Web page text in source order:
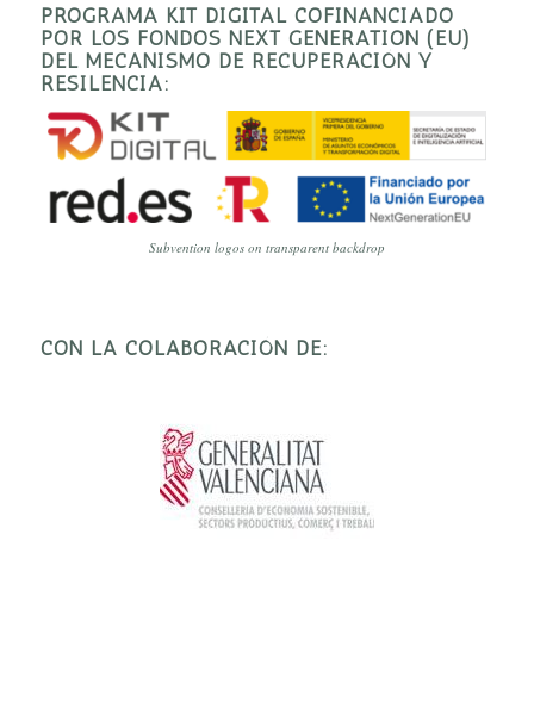
PROGRAMA KIT DIGITAL COFINANCIADO
POR LOS FONDOS NEXT GENERATION (EU)
DEL MECANISMO DE RECUPERACIÓN Y
RESILENCIA:
Subvention logos on transparent backdrop
CON LA COLABORACIÓN DE: